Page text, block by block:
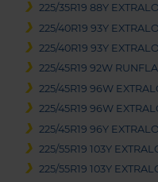
225/35R19 88Y
225/40R19 93Y
225/40R19 93Y
225/45R19 92W
225/45R19 96W
225/45R19 96W
225/45R19 96Y
225/55R19 103Y
225/55R19 103Y